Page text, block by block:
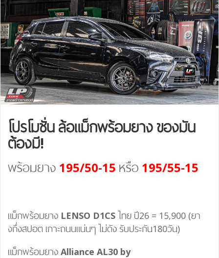
โปรโมชั่น ล้อแม็กพร้อมยาง ของมัน
ต้องมี!
พร้อมยาง 195/50-15 หรือ 195/55-15
แม็กพร้อมยาง LENSO D1CS ไทย ปี26 = 15,900 (ยา
งกึ่งสปอต เกาะถนนแน่นๆ ไม่ดัง รับประกัน180วัน)
แม็กพร้อมยาง Alliance AL30 by